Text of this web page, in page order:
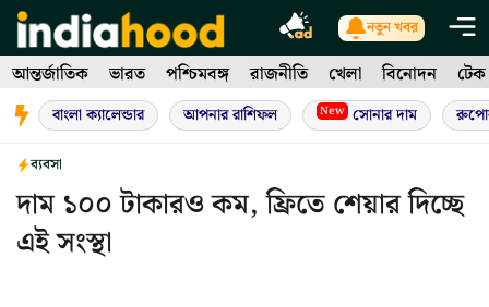
Skip
to
content
নতুন খবর
আন্তর্জাতিক ভারত পশ্চিমবঙ্গ রাজনীতি খেলা বিনোদন টেক
বাংলা ক্যালেন্ডার আপনার রাশিফল New সোনার দাম
ব্যবসা
দাম ১০০ টাকারও কম, ফ্রিতে শেয়ার দিচ্ছে
এই সংস্থা